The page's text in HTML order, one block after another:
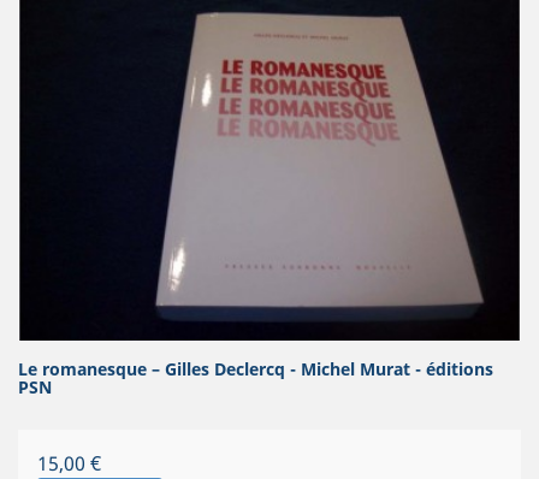
Le romanesque – Gilles Declercq - Michel Murat - éditions
PSN
Prix
15,00 €